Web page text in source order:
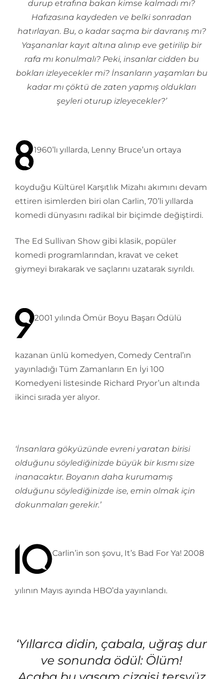
durup etrafına bakan kimse kalmadı mı?
Hafızasına kaydeden ve belki sonradan
hatırlayan. Bu, o kadar saçma bir davranış mı?
Yaşananlar kayıt altına alınıp eve getirilip bir
rafa mı konulmalı? Peki, insanlar cidden bu
bokları izleyecekler mi? İnsanların yaşamları bu
kadar mı çöktü de zaten yapmış oldukları
şeyleri oturup izleyecekler?’
1960’lı yıllarda, Lenny Bruce’un ortaya
koyduğu Kültürel Karşıtlık Mizahı akımını devam
ettiren isimlerden biri olan Carlin, 70’li yıllarda
komedi dünyasını radikal bir biçimde değiştirdi.
The Ed Sullivan Show gibi klasik, popüler
komedi programlarından, kravat ve ceket
giymeyi bırakarak ve saçlarını uzatarak sıyrıldı.
2001 yılında Ömür Boyu Başarı Ödülü
kazanan ünlü komedyen, Comedy Central’ın
yayınladığı Tüm Zamanların En İyi 100
Komedyeni listesinde Richard Pryor’un altında
ikinci sırada yer alıyor.
‘İnsanlara gökyüzünde evreni yaratan birisi
olduğunu söylediğinizde büyük bir kısmı size
inanacaktır. Boyanın daha kurumamış
olduğunu söylediğinizde ise, emin olmak için
dokunmaları gerekir.’
Carlin’in son şovu, It’s Bad For Ya! 2008
yılının Mayıs ayında HBO’da yayınlandı.
‘Yıllarca didin, çabala, uğraş dur
ve sonunda ödül: Ölüm!